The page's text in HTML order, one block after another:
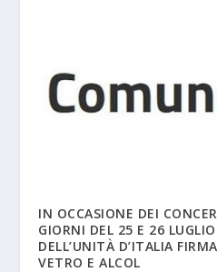
IN OCCASIONE DEI
GIORNI DEL 25 E 26
DELL’UNITÀ D’ITALIA
VETRO E ALCOL